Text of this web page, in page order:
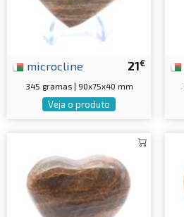
21€
microcline
345 gramas | 90x75x40 mm
Veja o produto